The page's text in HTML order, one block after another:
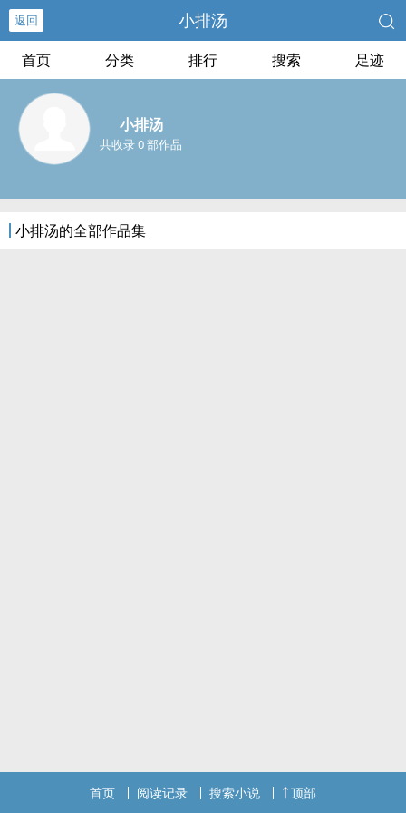
返回 小排汤
首页 分类 排行 搜索 足迹
小排汤
共收录 0 部作品
小排汤的全部作品集
首页 阅读记录 搜索小说 顶部